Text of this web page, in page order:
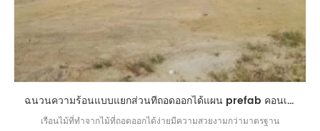
ฉนวนความร้อนแบบแยกส่วนที่ถอดออกได้แผน prefab คอนเทนเนอร์บ้าน
เรือนไม้ที่ทำจากไม้ที่ถอดออกได้ง่ายมีความสวยงามกว่ามาตรฐาน